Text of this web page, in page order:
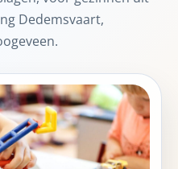
Dedemsvaart,